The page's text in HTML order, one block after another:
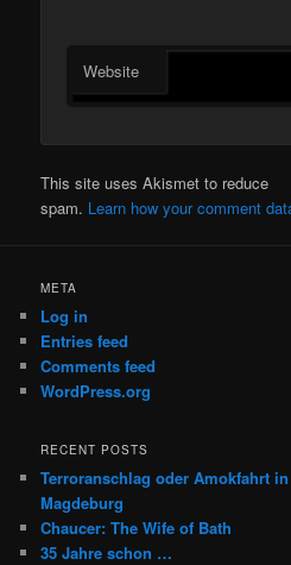
Website
This site uses Akismet to reduce
spam. Learn how your comment
META
Log in
Entries feed
Comments feed
WordPress.org
RECENT POSTS
Terroranschlag oder Amokfahrt
Magdeburg
Chaucer: The Wife of Bath
35 Jahre schon …